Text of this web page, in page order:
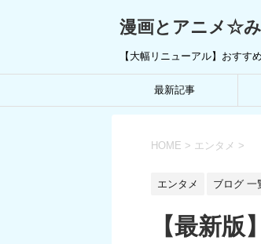
漫画とアニメ☆
【大幅リニューアル】おす
最新記事
HOME > エンタメ >
エンタメ ブログ 一
【最新